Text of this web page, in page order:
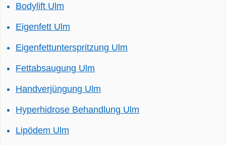
Bodylift Ulm
Eigenfett Ulm
Eigenfettunterspritzung Ulm
Fettabsaugung Ulm
Handverjüngung Ulm
Hyperhidrose Behandlung Ulm
Lipödem Ulm